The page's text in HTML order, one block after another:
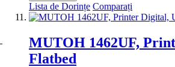
Lista de Dorințe Comparați
MUTOH 1462UF,
Flatbed